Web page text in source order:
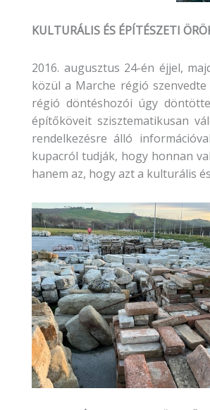
KULTURÁLIS ÉS ÉPÍTÉSZETI
2016. augusztus 24-én éjjel,
közül a Marche régió
régió döntéshozói úgy
építőköveit szisztematikusan
rendelkezésre álló
kupacról tudják, hogy honnan
hanem az, hogy azt a kulturális